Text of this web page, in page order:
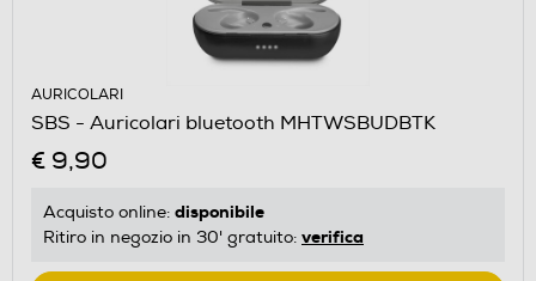
AURICOLARI
SBS - Auricolari bluetooth MHTWSBUDBTK
€ 9,90
Acquisto online: disponibile
Ritiro in negozio in 30' gratuito: verifica